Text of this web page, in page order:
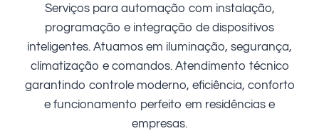
Serviços para automação com instalação,
programação e integração de dispositivos
inteligentes. Atuamos em iluminação, segurança,
climatização e comandos. Atendimento técnico
garantindo controle moderno, eficiência, conforto
e funcionamento perfeito em residências e
empresas.